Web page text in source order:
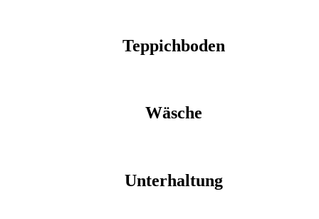
Teppichboden
Wäsche
Unterhaltung